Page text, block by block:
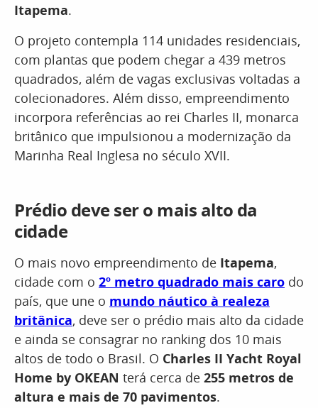
Itapema.
O projeto contempla 114 unidades residenciais,
com plantas que podem chegar a 439 metros
quadrados, além de vagas exclusivas voltadas a
colecionadores. Além disso, empreendimento
incorpora referências ao rei Charles II, monarca
britânico que impulsionou a modernização da
Marinha Real Inglesa no século XVII.
Prédio deve ser o mais alto da
cidade
O mais novo empreendimento de Itapema,
cidade com o 2º metro quadrado mais caro do
país, que une o mundo náutico à realeza
britânica, deve ser o prédio mais alto da cidade
e ainda se consagrar no ranking dos 10 mais
altos de todo o Brasil. O Charles II Yacht Royal
Home by OKEAN terá cerca de 255 metros de
altura e mais de 70 pavimentos.